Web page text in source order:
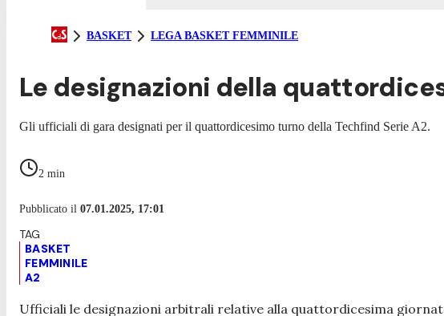
BASKET LEGA BASKET FEMMINILE
Le designazioni della
Gli ufficiali di gara designati per il quattordicesimo turno della Techfind Serie A2.
2 min
Pubblicato il 07.01.2025, 17:01
BASKET
FEMMINILE
A2
Ufficiali le designazioni arbitrali relative alla quattordicesima